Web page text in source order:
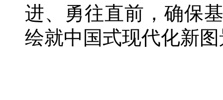
进、勇往直前，确保
绘就中国式现代化新